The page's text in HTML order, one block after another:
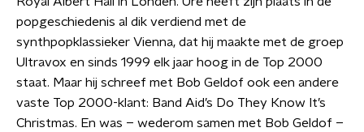
popgeschiedenis al dik verdiend met de
synthpopklassieker Vienna, dat hij maakte met de groep
Ultravox en sinds 1999 elk jaar hoog in de Top 2000
staat. Maar hij schreef met Bob Geldof ook een andere
vaste Top 2000-klant: Band Aid’s Do They Know It’s
Christmas. En was – wederom samen met Bob Geldof –